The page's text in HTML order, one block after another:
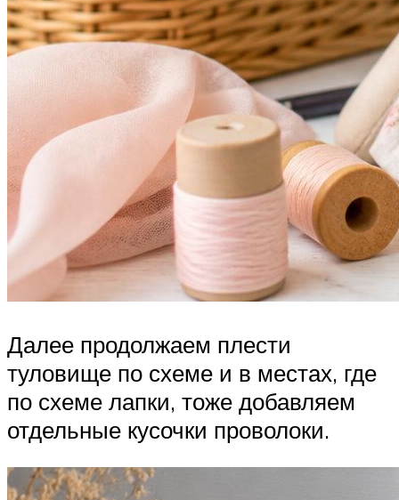
Далее продолжаем плести
туловище по схеме и в местах, где
по схеме лапки, тоже добавляем
отдельные кусочки проволоки.